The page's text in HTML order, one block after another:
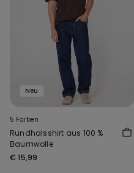
Neu
5 Farben
Rundhalsshirt aus 100 %
Baumwolle
€ 15,99